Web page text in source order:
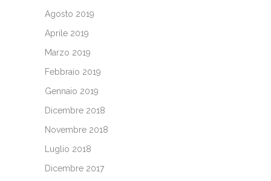
Agosto 2019
Aprile 2019
Marzo 2019
Febbraio 2019
Gennaio 2019
Dicembre 2018
Novembre 2018
Luglio 2018
Dicembre 2017